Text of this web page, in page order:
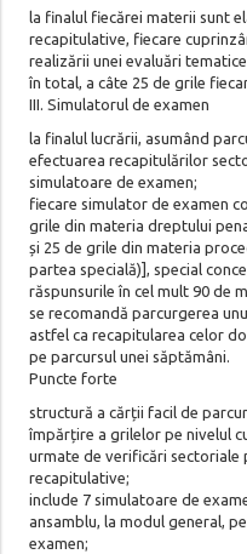
la finalul fiecărei materii sunt
recapitulative, fiecare
realizării unei evaluări
în total, a câte 25 de grile
III. Simulatorul de examen
la finalul lucrării, asumând
efectuarea recapitulărilor
simulatoare de examen;
fiecare simulator de examen
grile din materia dreptului
și 25 de grile din materia
partea specială)], special
răspunsurile în cel mult 90 de
se recomandă parcurgerea
astfel ca recapitularea celor
pe parcursul unei săptămâni.
Puncte forte
structură a cărții facil de
împărțire a grilelor pe nivelul
urmate de verificări
recapitulative;
include 7 simulatoare de
ansamblu, la modul general,
examen;